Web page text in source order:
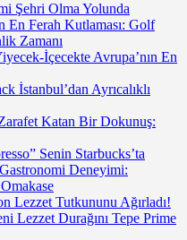
Şehri Olma Yolunda
En Ferah Kutlaması: Golf
Zamanı
İçecekte Avrupa’nın En
İstanbul’dan Ayrıcalıklı
Katan Bir Dokunuş:
Senin Starbucks’ta
Deneyimi:
Lezzet Tutkununu Ağırladı!
Lezzet Durağını Tepe Prime